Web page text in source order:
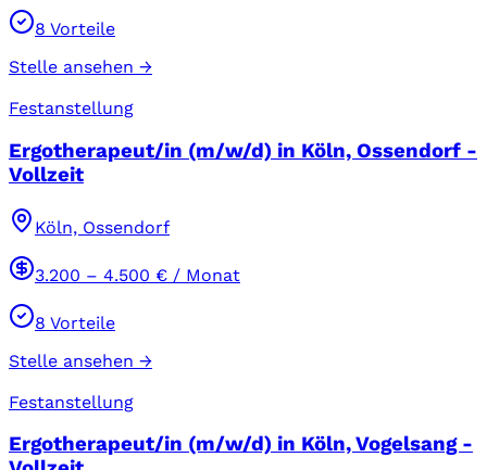
8 Vorteile
Stelle ansehen →
Festanstellung
Ergotherapeut/in (m/w/d) in Köln, Ossendorf -
Vollzeit
Köln, Ossendorf
3.200 – 4.500 € / Monat
8 Vorteile
Stelle ansehen →
Festanstellung
Ergotherapeut/in (m/w/d) in Köln, Vogelsang -